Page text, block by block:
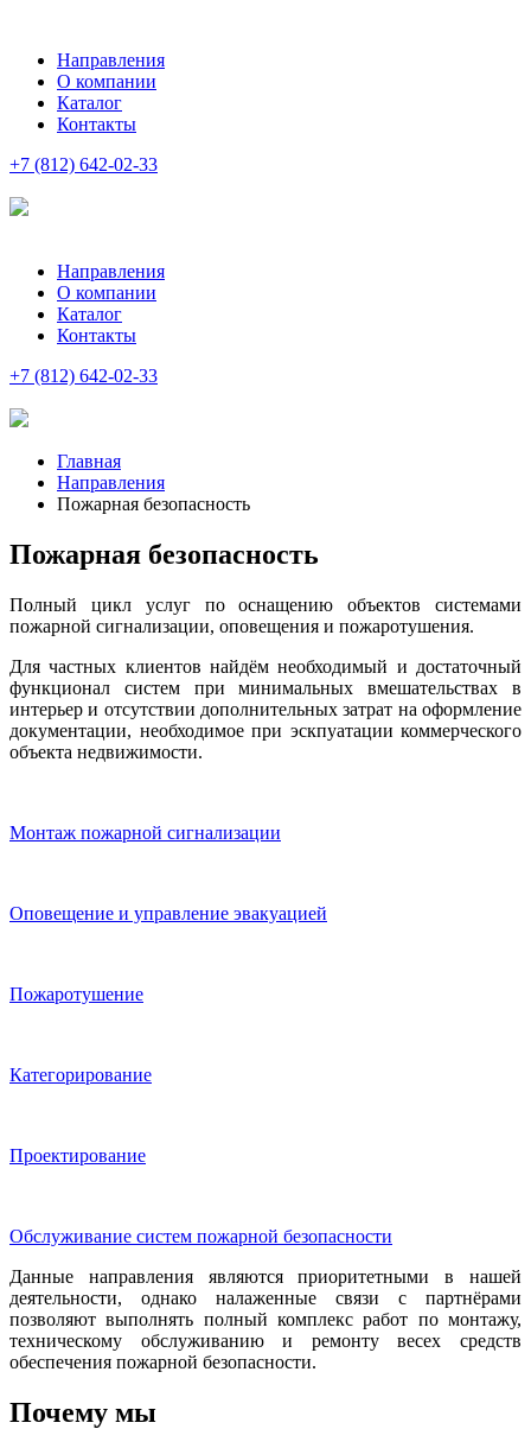
Направления
О компании
Каталог
Контакты
+7 (812) 642-02-33
Направления
О компании
Каталог
Контакты
+7 (812) 642-02-33
Главная
Направления
Пожарная безопасность
Пожарная безопасность
Полный цикл услуг по оснащению объектов системами
пожарной сигнализации, оповещения и пожаротушения.
Для частных клиентов найдём необходимый и достаточный
функционал систем при минимальных вмешательствах в
интерьер и отсутствии дополнительных затрат на оформление
документации, необходимое при эскпуатации коммерческого
объекта недвижимости.
Монтаж пожарной сигнализации
Оповещение и управление эвакуацией
Пожаротушение
Категорирование
Проектирование
Обслуживание систем пожарной безопасности
Данные направления являются приоритетными в нашей
деятельности, однако налаженные связи с партнёрами
позволяют выполнять полный комплекс работ по монтажу,
техническому обслуживанию и ремонтувесех средств
обеспечения пожарной безопасности.
Почему мы